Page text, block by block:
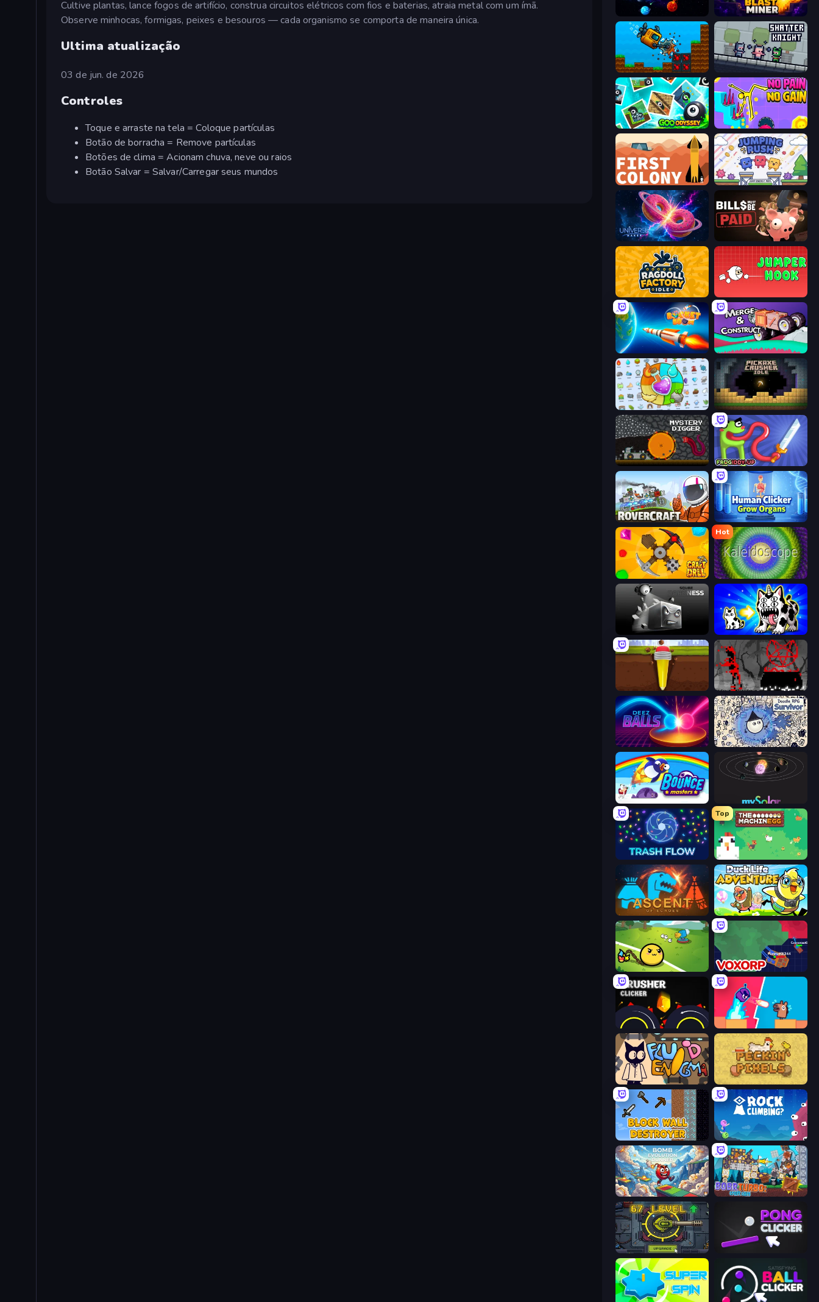
Cultive plantas, lance fogos de artifício, construa circuitos elétricos com fios e baterias, atraia metal com um ímã.
Observe minhocas, formigas, peixes e besouros — cada organismo se comporta de maneira única.
Ultima atualização
03 de jun. de 2026
Controles
Toque e arraste na tela = Coloque partículas
Botão de borracha = Remove partículas
Botões de clima = Acionam chuva, neve ou raios
Botão Salvar = Salvar/Carregar seus mundos
Sticky Orbit Blast Miner
Aqua Miner: Underwater Drilling Game Shatter Knight
Goo Odyssey No Pain No Gain - Ragdoll Sandbox
First Colony Jumping Rush
Universe Maker Bills Must Be Paid
Ragdoll Factory Idle
Rocket Boom: Space Destroy 3D Merge & Construct
Alchemy: Merge Elements Pickaxe Crusher Idle
Mystery Digger Frogiddy
Rovercraft Human Clicker: Grow Organs
Craft Drill
Hot
Kaleidoscope
Sqube Darkness Strange Cats
Pen Dig Witchy Sacrifices
Deez Balls Doodle RPG Survivor
Bouncemasters
Trash Flow
Top
The MachinEGG
Ascent of Echoes Duck Life: Adventure (Demo)
Monster Mixer Idle Voxorp
Crusher Clicker Boom Slingers ReBoom
Fluid Enigma Peckin' Pixels
Block Wall Destroyer Rock Climbing?
Bomb Evolution Runner Bobr Turbo: Craft Cars
Tank Evolution Pong Clicker